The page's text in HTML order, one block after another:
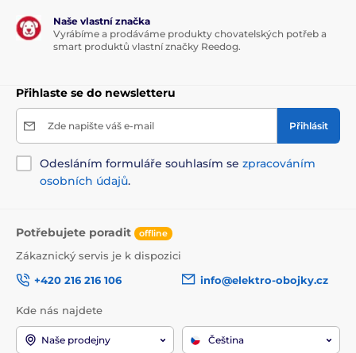
Naše vlastní značka
Vyrábíme a prodáváme produkty chovatelských potřeb a
smart produktů vlastní značky Reedog.
Přihlaste se do newsletteru
Zde napište váš e-mail Přihlásit
Odesláním formuláře souhlasím se zpracováním
osobních údajů.
Potřebujete poradit offline
Zákaznický servis je k dispozici
+420 216 216 106
info@elektro-obojky.cz
Kde nás najdete
Naše prodejny Čeština